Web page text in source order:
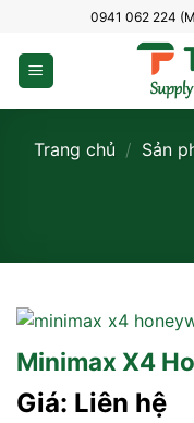
dung
0941 062 224
Trang chủ / Sản
Minimax X4
Giá: Liên hệ